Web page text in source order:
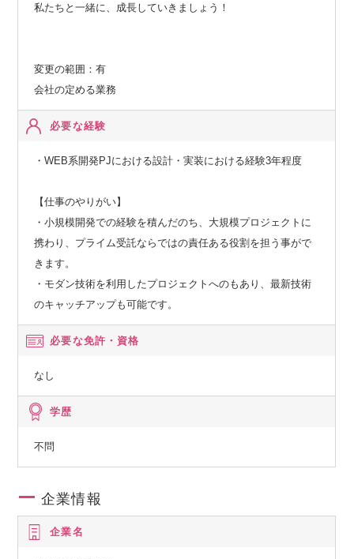
私たちと一緒に、成長していきましょう！
変更の範囲：有
会社の定める業務
必要な経験
・WEB系開発PJにおける設計・実装における経験3年程度
【仕事のやりがい】
・小規模開発での経験を積んだのち、大規模プロジェクトに
携わり、プライム受託ならではの責任ある役割を担う事がで
きます。
・モダン技術を利用したプロジェクトへのもあり、最新技術
のキャッチアップも可能です。
必要な免許・資格
なし
学歴
不問
企業情報
企業名